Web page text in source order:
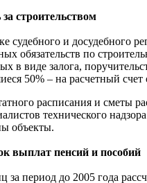
строительством
судебного и досудебного
обязательств по
в виде залога,
50% – на расчетный счет
расписания и сметы
технического
объекты.
выплат пенсий и пособий
период до 2005 года